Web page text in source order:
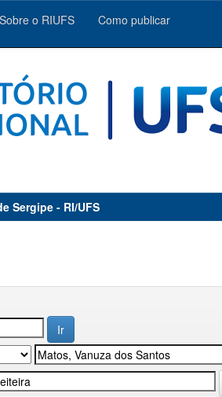
Sobre o RIUFS Como publicar
Sergipe - RI/UFS